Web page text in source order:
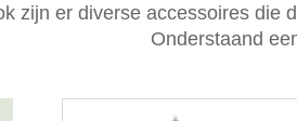
zijn er diverse accessoires die
Onderstaand